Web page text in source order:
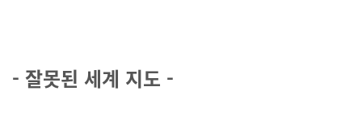
- 잘못된 세계 지도 -